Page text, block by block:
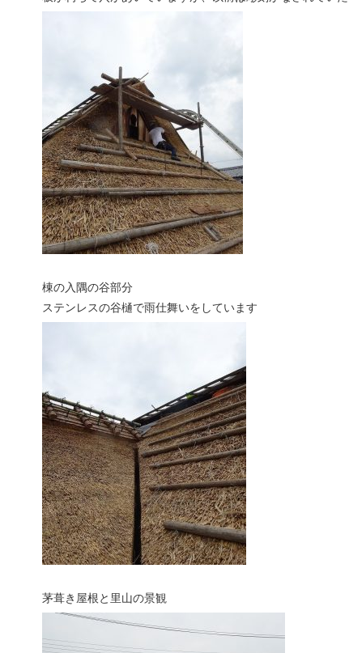
棟の入隅の谷部分
ステンレスの谷樋で雨仕舞いをしています
茅葺き屋根と里山の景観